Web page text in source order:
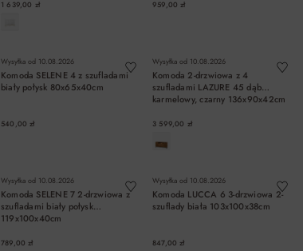
1 639,00 zł 959,00 zł
Wysyłka od 10.08.2026
Komoda SELENE 4 z szufladami
biały połysk 80x65x40cm
540,00 zł
Wysyłka od 10.08.2026
Komoda 2-drzwiowa z 4
szufladami LAZURE 45 dąb
karmelowy, czarny 136x90x42cm
3 599,00 zł
Wysyłka od 10.08.2026
Komoda SELENE 7 2-drzwiowa z
szufladami biały połysk
119x100x40cm
789,00 zł
Wysyłka od 10.08.2026
Komoda LUCCA 6 3-drzwiowa 2-
szuflady biała 103x100x38cm
847,00 zł